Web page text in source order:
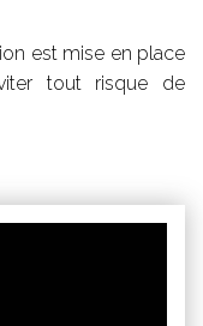
est mise en place
tout risque de